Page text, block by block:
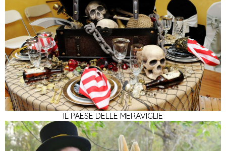
IL PAESE DELLE MERAVIGLIE